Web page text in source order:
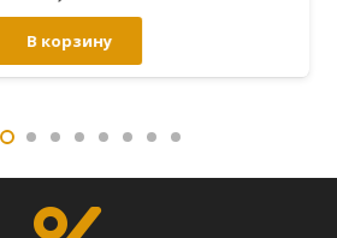
В корзину